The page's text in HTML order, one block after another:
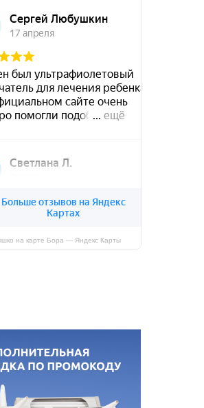
на карте Бора — Яндекс Карты